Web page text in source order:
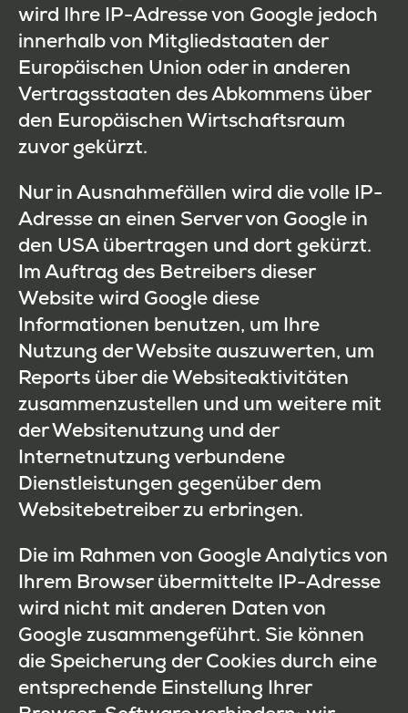
wird Ihre IP-Adresse von Google jedoch
innerhalb von Mitgliedstaaten der
Europäischen Union oder in anderen
Vertragsstaaten des Abkommens über
den Europäischen Wirtschaftsraum
zuvor gekürzt.
Nur in Ausnahmefällen wird die volle IP-
Adresse an einen Server von Google in
den USA übertragen und dort gekürzt.
Im Auftrag des Betreibers dieser
Website wird Google diese
Informationen benutzen, um Ihre
Nutzung der Website auszuwerten, um
Reports über die Websiteaktivitäten
zusammenzustellen und um weitere mit
der Websitenutzung und der
Internetnutzung verbundene
Dienstleistungen gegenüber dem
Websitebetreiber zu erbringen.
Die im Rahmen von Google Analytics von
Ihrem Browser übermittelte IP-Adresse
wird nicht mit anderen Daten von
Google zusammengeführt. Sie können
die Speicherung der Cookies durch eine
entsprechende Einstellung Ihrer